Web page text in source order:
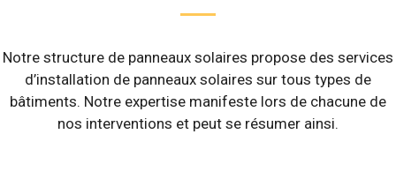
Notre structure de panneaux solaires propose des services
d’installation de panneaux solaires sur tous types de
bâtiments. Notre expertise manifeste lors de chacune de
nos interventions et peut se résumer ainsi.